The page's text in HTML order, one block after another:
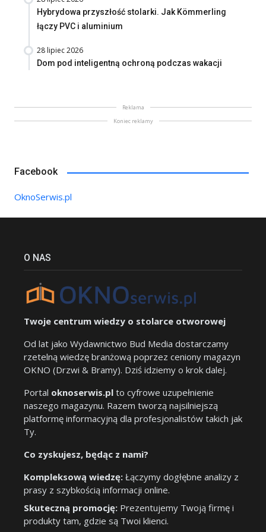
Hybrydowa przyszłość stolarki. Jak Kömmerling
łączy PVC i aluminium
28 lipiec 2026
Dom pod inteligentną ochroną podczas wakacji
Reklama
Koniec reklamy
Facebook
OknoSerwis.pl
O NAS
Twoje centrum wiedzy o stolarce otworowej
Od lat jako Wydawnictwo Bud Media dostarczamy
rzetelną wiedzę branżową poprzez ceniony magazyn
OKNO (Drzwi & Bramy). Dziś idziemy o krok dalej.
Portal oknoserwis.pl to cyfrowe uzupełnienie
naszego magazynu. Razem tworzą najsilniejszą
platformę informacyjną dla profesjonalistów takich jak
Ty.
Co zyskujesz, będąc z nami?
Kompleksową wiedzę: Łączymy dogłębne analizy z
prasy z szybkością informacji online.
Skuteczną promocję: Prezentujemy Twoją firmę i
produkty tam, gdzie są Twoi klienci.